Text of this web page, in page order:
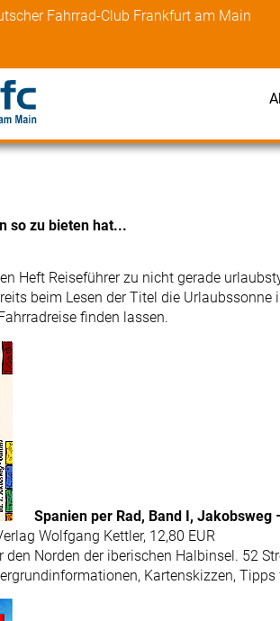
Fahrrad-Club Frankfurt am Main
so zu bieten hat...
Heft Reiseführer zu nicht gerade
beim Lesen der Titel die
finden lassen.
Spanien per Rad, Band I, Jakobsweg
Wolfgang Kettler, 12,80 EUR
den Norden der iberischen Halbinsel. 52
Kartenskizzen, Tipps